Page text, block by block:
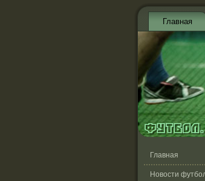
Главная
Главная
Новости